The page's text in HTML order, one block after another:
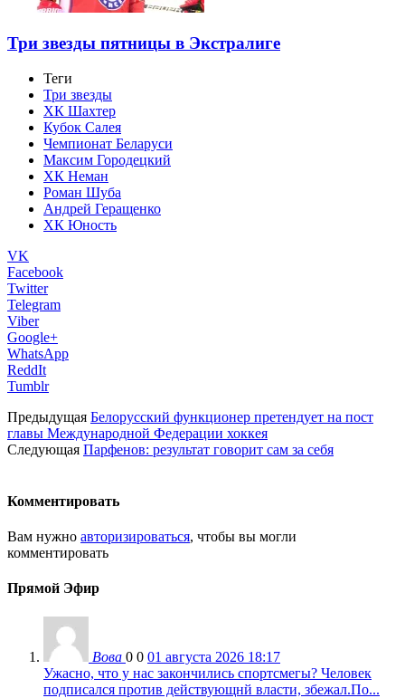
Три звезды пятницы в Экстралиге
Теги
Три звезды
ХК Шахтер
Кубок Салея
Чемпионат Беларуси
Максим Городецкий
ХК Неман
Роман Шуба
Андрей Геращенко
ХК Юность
VK
Facebook
Twitter
Telegram
Viber
Google+
WhatsApp
ReddIt
Tumblr
Предыдущая Белорусский функционер претендует на пост
главы Международной Федерации хоккея
Следующая Парфенов: результат говорит сам за себя
Комментировать
Вам нужно авторизироваться, чтобы вы могли
комментировать
Прямой Эфир
Вова 0 0 01 августа 2026 18:17
Ужасно, что у нас закончились спортсмегы? Человек
подписался против действующнй власти, збежал.По...